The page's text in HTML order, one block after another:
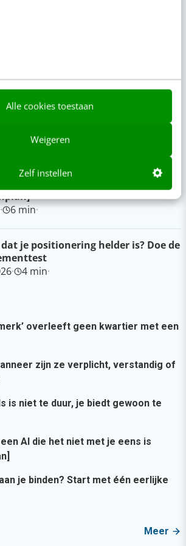
Alle cookies toestaan
Weigeren
Zelf instellen
min·
die stevig staan in hun waarden
· 6 min·
je positionering helder is? Doe de
· 4 min·
overleeft geen kwartier met een
zijn ze verplicht, verstandig of
is niet te duur, je biedt gewoon te
AI die het niet met je eens is
je binden? Start met één eerlijke
Meer